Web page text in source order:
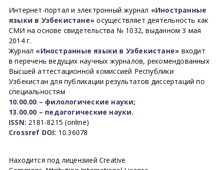
Интернет-портал и электронный журнал «Иностранные
языки в Узбекистане» осуществляет деятельность как
СМИ на основе свидетельства № 1032, выданном 3 мая
2014 г.
Журнал «Иностранные языки в Узбекистане» входит
в перечень ведущих научных журналов, рекомендованных
Высшей аттестационной комиссией Республики
Узбекистан для публикации результатов диссертаций по
специальностям
10.00.00 – филологические науки;
13.00.00 – педагогические науки.
ISSN: 2181-8215 (online)
Crossref DOI: 10.36078
Находится под лицензией Creative